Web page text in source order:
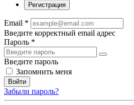
Регистрация
Email *
Введите корректный email адрес
Пароль *
Введите пароль
Запомнить меня
Войти
Забыли пароль?